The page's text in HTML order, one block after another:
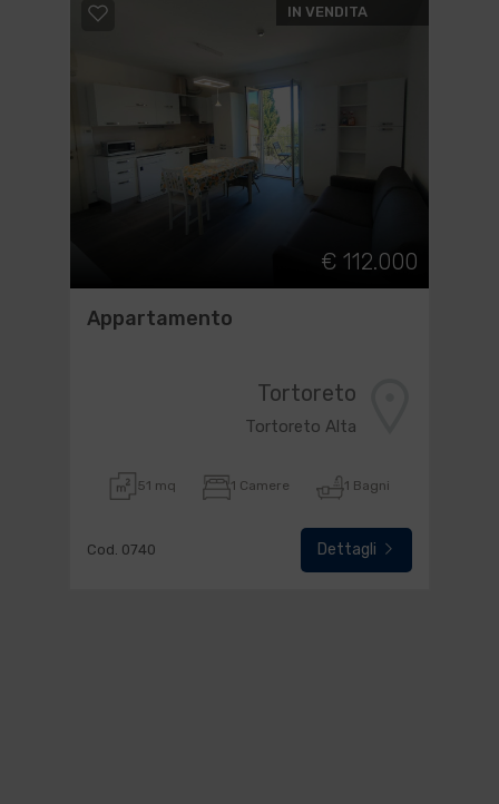
IN VENDITA
€ 112.000
Appartamento
Tortoreto
Tortoreto Alta
51 mq 1 Camere 1 Bagni
Cod. 0740 Dettagli